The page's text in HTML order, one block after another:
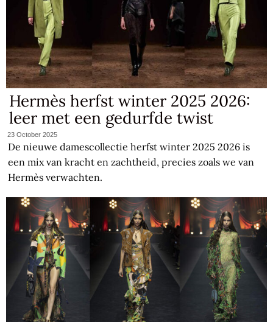
Hermès herfst winter 2025 2026:
leer met een gedurfde twist
23 October 2025
De nieuwe damescollectie herfst winter 2025 2026 is
een mix van kracht en zachtheid, precies zoals we van
Hermès verwachten.